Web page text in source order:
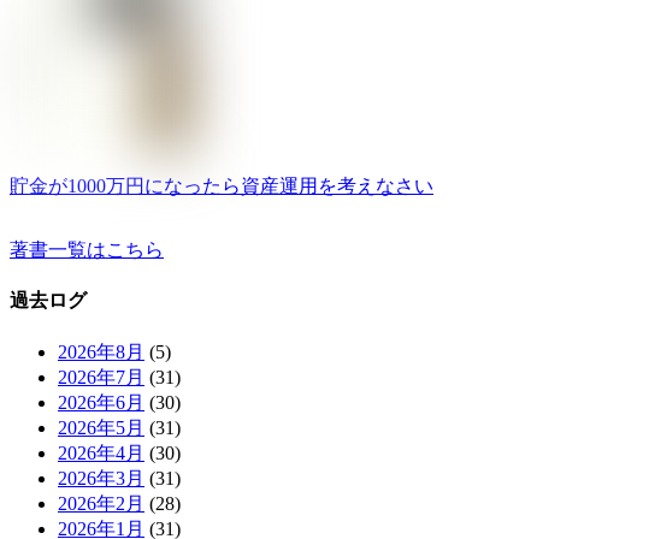
貯金が1000万円になったら資産運用を考えなさい
著書一覧はこちら
過去ログ
2026年8月 (5)
2026年7月 (31)
2026年6月 (30)
2026年5月 (31)
2026年4月 (30)
2026年3月 (31)
2026年2月 (28)
2026年1月 (31)